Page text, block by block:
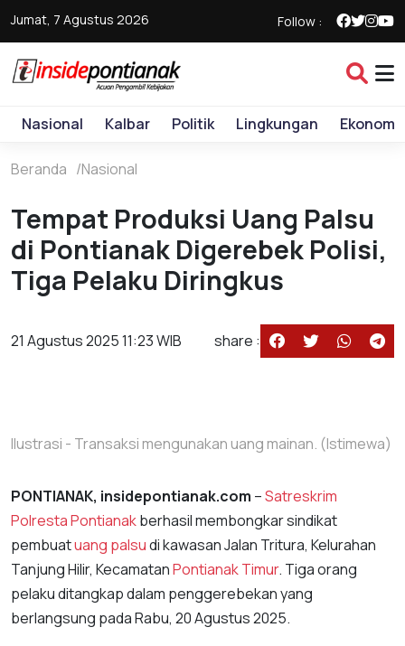
Jumat, 7 Agustus 2026 Follow :
Nasional Kalbar Politik Lingkungan Ekonomi
Beranda Nasional
Tempat Produksi Uang Palsu
di Pontianak Digerebek Polisi,
Tiga Pelaku Diringkus
21 Agustus 2025 11:23 WIB share :
Ilustrasi - Transaksi mengunakan uang mainan. (Istimewa)
PONTIANAK, insidepontianak.com –Satreskrim
Polresta Pontianakberhasil membongkar sindikat
pembuatuang palsudi kawasan Jalan Tritura, Kelurahan
Tanjung Hilir, KecamatanPontianak Timur. Tiga orang
pelaku ditangkap dalam penggerebekan yang
berlangsung pada Rabu, 20 Agustus 2025.